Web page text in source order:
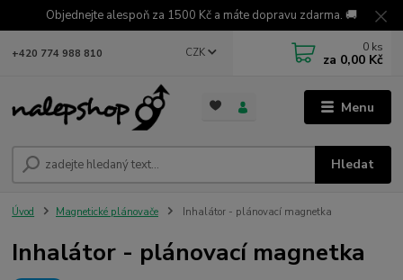
Objednejte alespoň za 1500 Kč a máte dopravu zdarma. 🚚
Menu
CZK
Hledat
+420 774 988 810 0 ks
za 0,00 Kč
Úvod Magnetické plánovače Inhalátor - plánovací magnetka
Inhalátor - plánovací magnetka